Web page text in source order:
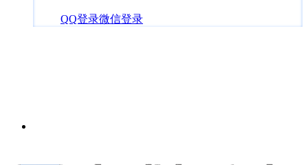
QQ登录微信登录